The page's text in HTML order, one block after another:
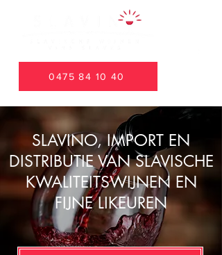
0475 84 10 40
SLAVINO, IMPORT EN
DISTRIBUTIE VAN SLAVISCHE
KWALITEITSWIJNEN EN
FIJNE LIKEUREN